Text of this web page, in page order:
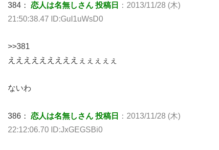
384： 恋人は名無しさん 投稿日
：2013/11/28 (木)
21:50:38.47 ID:GuI1uWsD0
>>381
えええええええええぇぇぇぇぇ
ないわ
386： 恋人は名無しさん 投稿日
：2013/11/28 (木)
22:12:06.70 ID:JxGEGSBi0